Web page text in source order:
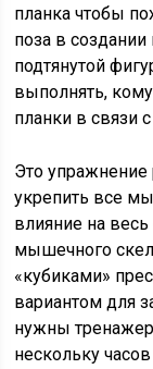
планка чтобы
поза в
подтянутой
выполнять,
планки в связи
Это упражнение
укрепить все
влияние на
мышечного
«кубиками»
вариантом для
нужны
нескольку